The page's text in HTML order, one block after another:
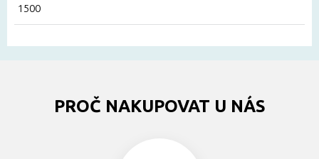
1500
PROČ NAKUPOVAT U NÁS